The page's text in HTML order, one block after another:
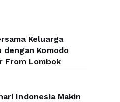
Keluarga
dengan Komodo
From Lombok
Indonesia Makin